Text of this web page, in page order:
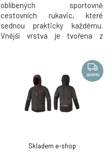
oblíbených sportovně
cestovních rukavic, které
sednou prakticky každému.
Vnější vrstva je tvořena z
zajišťují pohodlí pohybu.
Semišové boční výztuže
zajišťují zvýšenou ochranu proti
prodření a opotřebení.
Rukavice mají perforované
DARMO
Skladem e-shop